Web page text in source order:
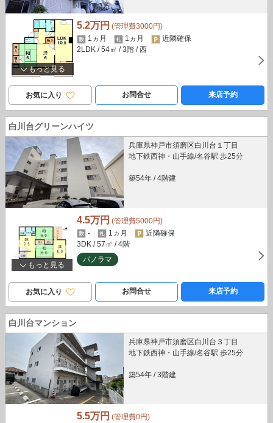
もっと見る
5.2万円 (管理費3000円)
1ヵ月
1ヵ月
近隣確保
2LDK / 54㎡ / 3階 / 西
お気に入り お問合せ 来店予約
白川台グリーンハイツ
兵庫県神戸市須磨区白川台１丁目
地下鉄西神・山手線/名谷駅 歩25分
築54年 / 4階建
もっと見る
4.5万円 (管理費5000円)
-
1ヵ月
近隣確保
3DK / 57㎡ / 4階
パノラマ
お気に入り お問合せ 来店予約
白川台マンション
兵庫県神戸市須磨区白川台３丁目
地下鉄西神・山手線/名谷駅 歩25分
築54年 / 3階建
5.5万円 (管理費0円)